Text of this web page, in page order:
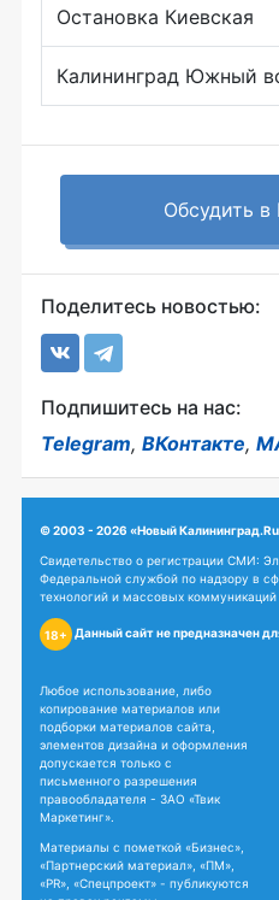
Остановка Киевская
Калининград Южный
Обсудить в
Поделитесь новостью:
Подпишитесь на нас:
Telegram, ВКонтакте,
© 2003 - 2026 «Новый
Свидетельство о регистрации СМИ:
Федеральной службой по надзору в
технологий и массовых коммуникаций
18+ Данный сайт не предназначен
Любое использование, либо
копирование материалов или
подборки материалов сайта,
элементов дизайна и оформления
допускается только с
письменного разрешения
правообладателя - ЗАО «Твик
Маркетинг».
Материалы с пометкой «Бизнес»,
«Партнерский материал», «ПМ»,
«PR», «Спецпроект» - публикуются